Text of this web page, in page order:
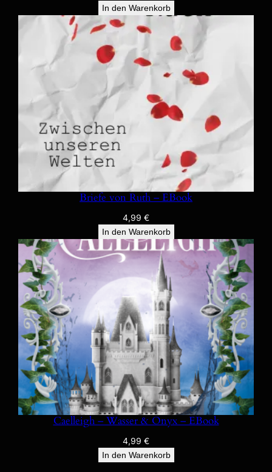
In den Warenkorb
Briefe von Ruth – EBook
4,99 €
In den Warenkorb
Caelleigh – Wasser & Onyx – EBook
4,99 €
In den Warenkorb